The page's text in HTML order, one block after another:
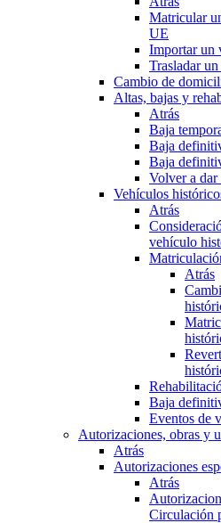
Matricular
UE
Importar un
Trasladar
Cambio de
Altas, bajas y
Atrás
Baja
Baja
Baja
Volver a
Vehículos
Atrás
vehículo
Atrás
Baja
Eventos de
Autorizaciones, obras y
Atrás
Autorizaciones
Atrás
Circulación